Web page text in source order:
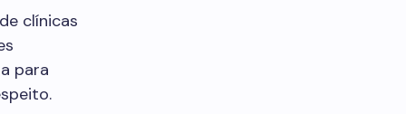
clínicas
para